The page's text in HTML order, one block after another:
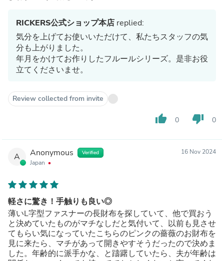
RICKERS公式ショップ本店 replied:
気分を上げてお使いいただけて、私たちスタッフの気
分も上がりました。
年月をかけてお作りしたフルールシリーズ。是非お役
立てくださいませ。
Review collected from invite
thumb_up 0 thumb_down 0
A Anonymous Verified
Japan
16 Nov 2024
軽さに驚き！手触りも良い◎
薄いL字型ファスナーの長財布を探していて、他で買おう
と決めていたものがマチなしだと気付いて、以前も見させ
てもらい気になっていたこちらのピンクの薔薇のお財布を
見に来たら、マチがあって開きやすそうだったので決めま
した。年齢的に派手かな、と躊躇していたら、夫が年齢は